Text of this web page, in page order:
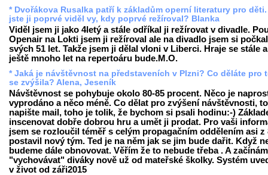
* Dvořákova Rusalka patří k základům operní literatury pro
jste ji poprvé viděl vy, kdy poprvé režíroval? Blanka
Viděl jsem ji jako 4letý a stále odříkal ji režírovat v divadle.
Openair na Lokti jsem ji režíroval ale na divadlo jsem si
svých 51 let. Takže jsem ji dělal vloni v Liberci. Hraje se stále
ještě mnoho let na repertoáru bude.M.O.
* Jaká je návštěvnost na představeních v Plzni? Co děláte pro
se zvýšila? Alena, Jeseník
Návštěvnost se pohybuje okolo 80-85 procent. Něco je
vyprodáno a něco méně. Co dělat pro zvýšení návštěvnosti,
napište mail, toho je tolik, že bychom si psali hodinu:-)
inscenovat dobře dobrou hru a umět ji prodat. Pro vaši
jsem se rozloučil téměř s celým propagačním oddělením asi z
postavil nový tým. Ted je na něm jak se jim bude dařit. Když
budeme dále obnovovat. Věřím že to nebude třeba . A
"vychovávat" diváky nově už od mateřské školky. Systém
v život od záři2015